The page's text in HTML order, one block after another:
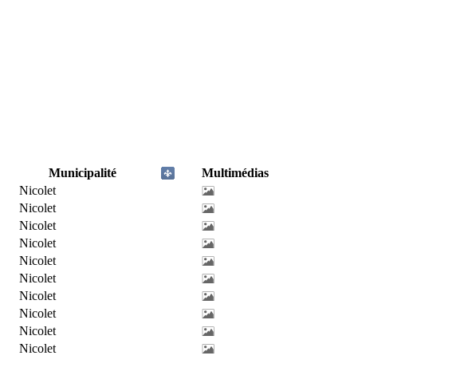
Municipalité
Multimédias
Nicolet
Nicolet
Nicolet
Nicolet
Nicolet
Nicolet
Nicolet
Nicolet
Nicolet
Nicolet